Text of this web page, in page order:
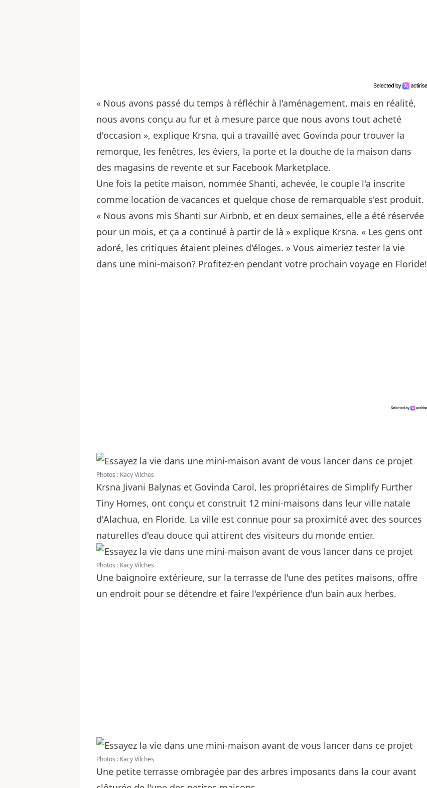
« Nous avons passé du temps à réfléchir à l'aménagement, mais en réalité,
nous avons conçu au fur et à mesure parce que nous avons tout acheté
d'occasion », explique Krsna, qui a travaillé avec Govinda pour trouver la
remorque, les fenêtres, les éviers, la porte et la douche de la maison dans
des magasins de revente et sur Facebook Marketplace.
Une fois la petite maison, nommée Shanti, achevée, le couple l'a inscrite
comme location de vacances et quelque chose de remarquable s'est produit.
« Nous avons mis Shanti sur Airbnb, et en deux semaines, elle a été réservée
pour un mois, et ça a continué à partir de là » explique Krsna. « Les gens ont
adoré, les critiques étaient pleines d'éloges. » Vous aimeriez tester la vie
dans une mini-maison? Profitez-en pendant votre prochain voyage en Floride!
Photos : Kacy Vilches
Krsna Jivani Balynas et Govinda Carol, les propriétaires de Simplify Further
Tiny Homes, ont conçu et construit 12 mini-maisons dans leur ville natale
d'Alachua, en Floride. La ville est connue pour sa proximité avec des sources
naturelles d'eau douce qui attirent des visiteurs du monde entier.
Photos : Kacy Vilches
Une baignoire extérieure, sur la terrasse de l'une des petites maisons, offre
un endroit pour se détendre et faire l'expérience d'un bain aux herbes.
Photos : Kacy Vilches
Une petite terrasse ombragée par des arbres imposants dans la cour avant